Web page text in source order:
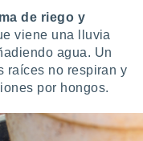
de riego y
viene una lluvia
agua. Un
raíces no respiran y
por hongos.